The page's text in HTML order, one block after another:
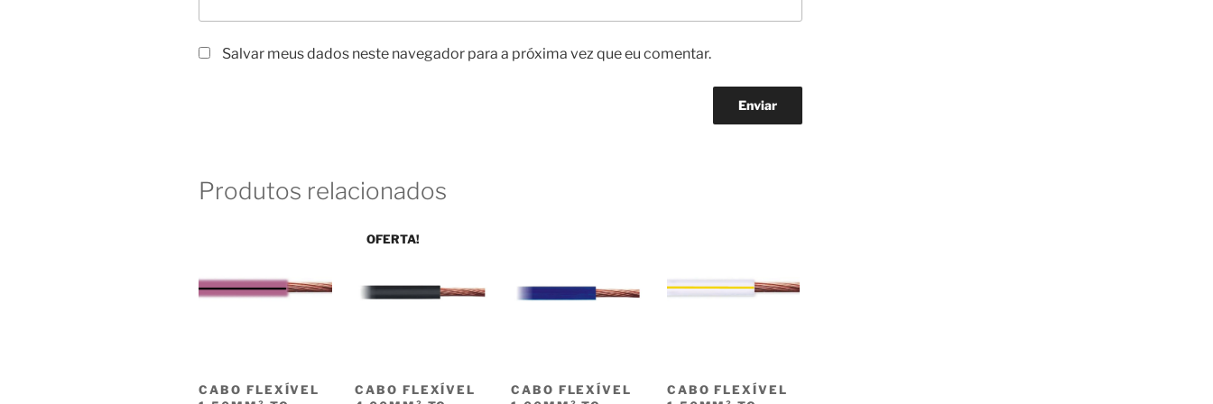
Salvar meus dados neste navegador para a próxima vez que eu comentar.
Produtos relacionados
CABO FLEXÍVEL
OFERTA!
CABO FLEXÍVEL
CABO FLEXÍVEL
CABO FLEXÍVEL